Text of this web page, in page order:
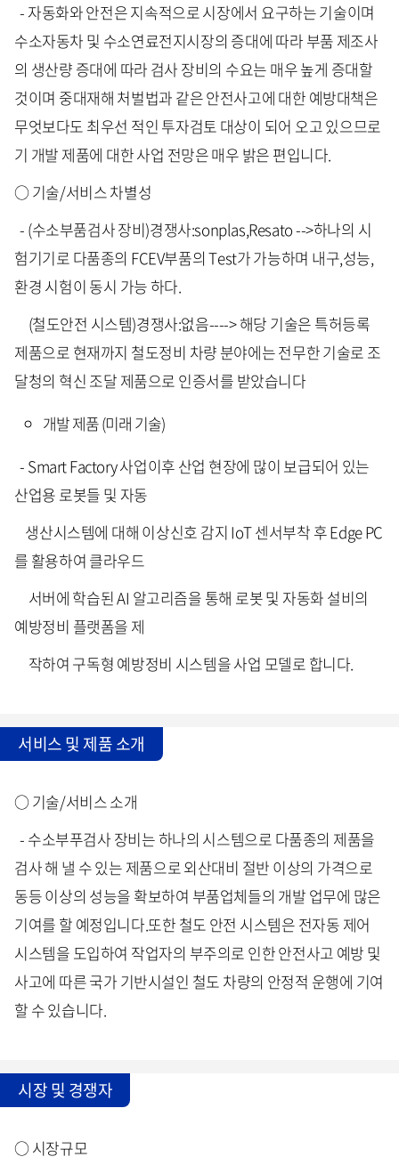
- 자동화와 안전은 지속적으로 시장에서 요구하는 기술이며
수소자동차 및 수소연료전지시장의 증대에 따라 부품 제조사
의 생산량 증대에 따라 검사 장비의 수요는 매우 높게 증대할
것이며 중대재해 처벌법과 같은 안전사고에 대한 예방대책은
무엇보다도 최우선 적인 투자검토 대상이 되어 오고 있으므로
기 개발 제품에 대한 사업 전망은 매우 밝은 편입니다.
○ 기술/서비스 차별성
- (수소부품검사 장비)경쟁사:sonplas,Resato -->하나의 시
험기기로 다품종의 FCEV부품의 Test가 가능하며 내구,성능,
환경 시험이 동시 가능 하다.
(철도안전 시스템)경쟁사:없음----> 해당 기술은 특허등록
제품으로 현재까지 철도정비 차량 분야에는 전무한 기술로 조
달청의 혁신 조달 제품으로 인증서를 받았습니다
개발 제품 (미래 기술)
- Smart Factory 사업이후 산업 현장에 많이 보급되어 있는
산업용 로봇들 및 자동
생산시스템에 대해 이상신호 감지 IoT 센서부착 후 Edge PC
를 활용하여 클라우드
서버에 학습된 AI 알고리즘을 통해 로봇 및 자동화 설비의
예방정비 플랫폼을 제
작하여 구독형 예방정비 시스템을 사업 모델로 합니다.
서비스 및 제품 소개
○ 기술/서비스 소개
- 수소부푸검사 장비는 하나의 시스템으로 다품종의 제품을
검사 해 낼 수 있는 제품으로 외산대비 절반 이상의 가격으로
동등 이상의 성능을 확보하여 부품업체들의 개발 업무에 많은
기여를 할 예정입니다.또한 철도 안전 시스템은 전자동 제어
시스템을 도입하여 작업자의 부주의로 인한 안전사고 예방 및
사고에 따른 국가 기반시설인 철도 차량의 안정적 운행에 기여
할 수 있습니다.
시장 및 경쟁자
○ 시장규모